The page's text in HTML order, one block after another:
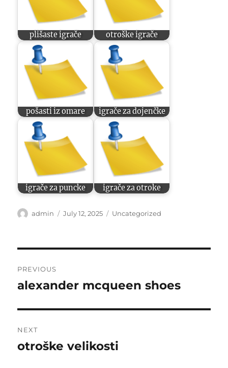
plišaste igrače otroške igrače
pošasti iz omare igrače za dojenčke
igrače za puncke igrače za otroke
Author
admin
Posted
July 12, 2025 Categories
Uncategorized
navigation
PREVIOUS
Previous
alexander mcqueen shoes
NEXT
Next
otroške velikosti